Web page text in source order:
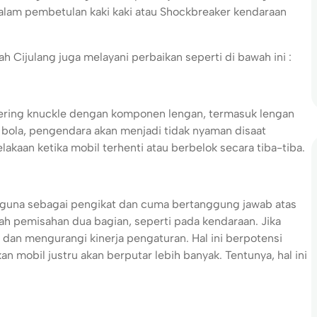
pembetulan kaki kaki atau Shockbreaker kendaraan
Cijulang juga melayani perbaikan seperti di bawah ini :
knuckle dengan komponen lengan, termasuk lengan
pengendara akan menjadi tidak nyaman disaat
ketika mobil terhenti atau berbelok secara tiba-tiba.
sebagai pengikat dan cuma bertanggung jawab atas
pemisahan dua bagian, seperti pada kendaraan. Jika
mengurangi kinerja pengaturan. Hal ini berpotensi
mobil justru akan berputar lebih banyak. Tentunya, hal ini